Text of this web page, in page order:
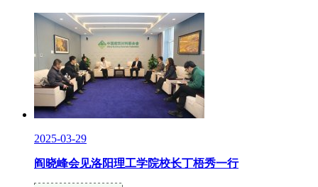
2025-03-29
阎晓峰会见洛阳理工学院校长丁梧秀一行